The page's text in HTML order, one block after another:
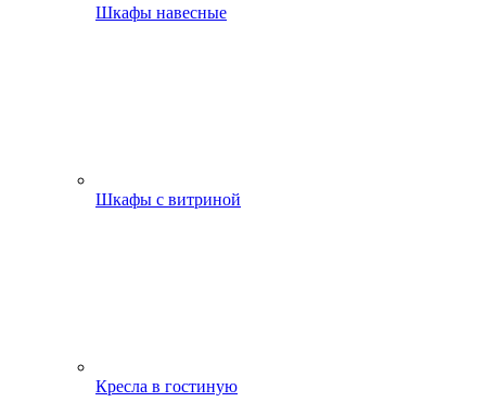
Шкафы навесные
Шкафы с витриной
Кресла в гостиную